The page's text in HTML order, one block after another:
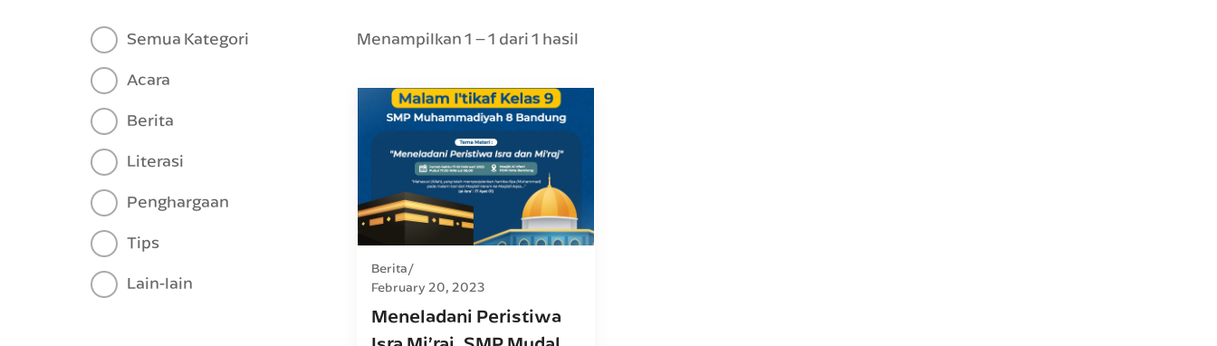
Semua Kategori
Acara
Berita
Literasi
Penghargaan
Tips
Lain-lain
Menampilkan 1 – 1 dari 1 hasil
Berita
February 20, 2023
Meneladani Peristiwa